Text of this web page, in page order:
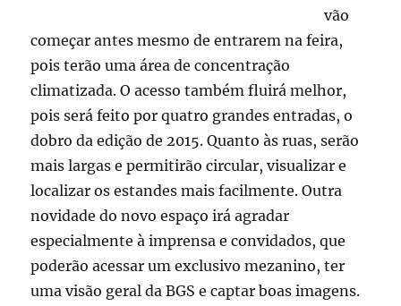
vão
começar antes mesmo de entrarem na feira,
pois terão uma área de concentração
climatizada. O acesso também fluirá melhor,
pois será feito por quatro grandes entradas, o
dobro da edição de 2015. Quanto às ruas, serão
mais largas e permitirão circular, visualizar e
localizar os estandes mais facilmente. Outra
novidade do novo espaço irá agradar
especialmente à imprensa e convidados, que
poderão acessar um exclusivo mezanino, ter
uma visão geral da BGS e captar boas imagens.